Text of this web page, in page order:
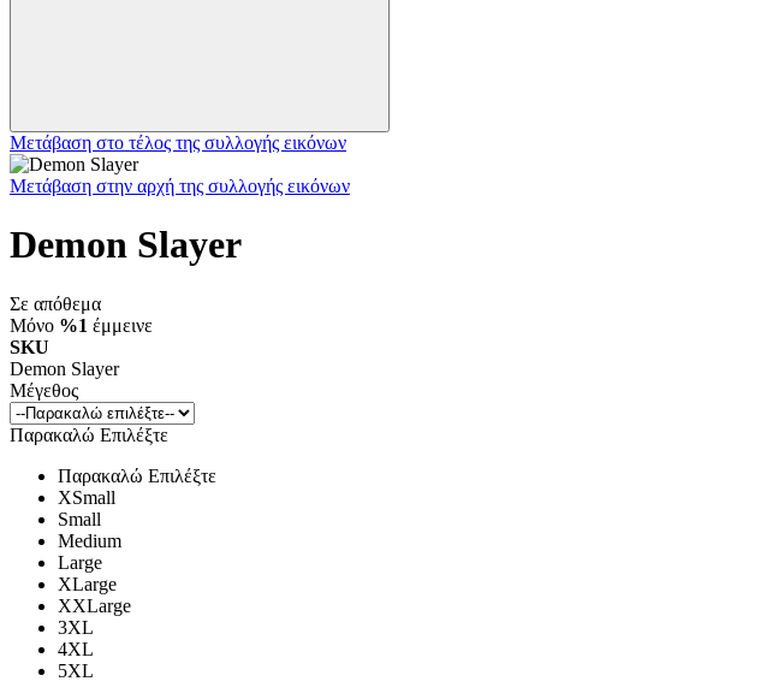
Μετάβαση στο τέλος της συλλογής εικόνων
Μετάβαση στην αρχή της συλλογής εικόνων
Demon Slayer
Σε απόθεμα
Μόνο %1 έμμεινε
SKU
Demon Slayer
Μέγεθος
Παρακαλώ Επιλέξτε
Παρακαλώ Επιλέξτε
XSmall
Small
Medium
Large
XLarge
XXLarge
3XL
4XL
5XL